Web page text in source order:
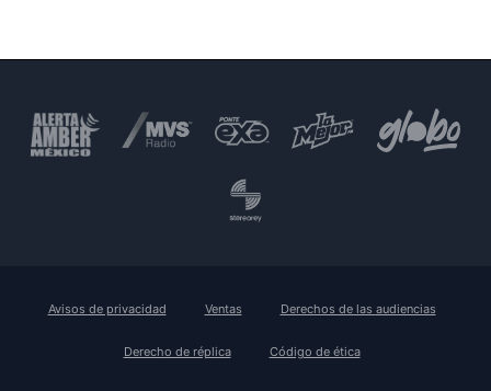
Avisos de privacidad Ventas Derechos de las audiencias
Derecho de réplica Código de ética